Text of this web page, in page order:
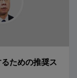
ための推奨ス